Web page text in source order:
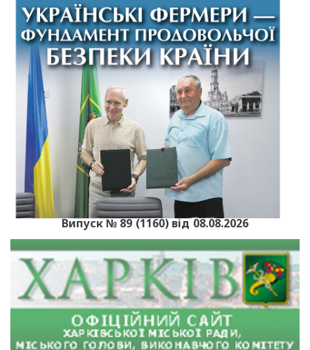
Випуск № 89 (1160) від 08.08.2026